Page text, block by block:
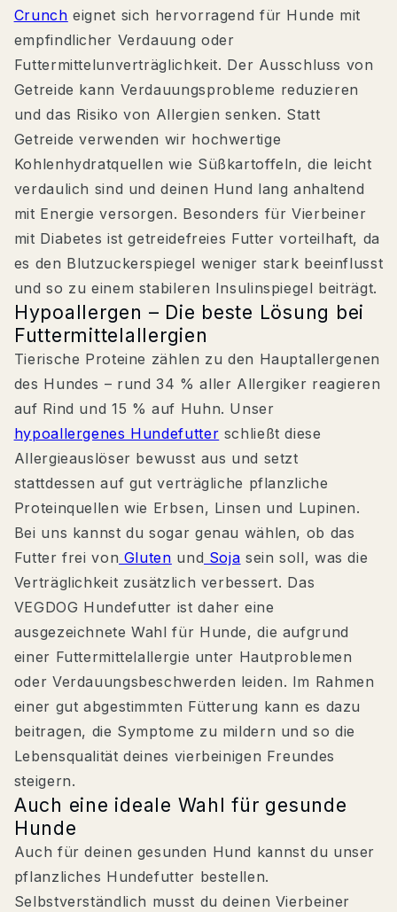
Crunch eignet sich hervorragend für Hunde mit
empfindlicher Verdauung oder
Futtermittelunverträglichkeit. Der Ausschluss von
Getreide kann Verdauungsprobleme reduzieren
und das Risiko von Allergien senken. Statt
Getreide verwenden wir hochwertige
Kohlenhydratquellen wie Süßkartoffeln, die leicht
verdaulich sind und deinen Hund lang anhaltend
mit Energie versorgen. Besonders für Vierbeiner
mit Diabetes ist getreidefreies Futter vorteilhaft, da
es den Blutzuckerspiegel weniger stark beeinflusst
und so zu einem stabileren Insulinspiegel beiträgt.
Hypoallergen – Die beste Lösung bei
Futtermittelallergien
Tierische Proteine zählen zu den Hauptallergenen
des Hundes – rund 34 % aller Allergiker reagieren
auf Rind und 15 % auf Huhn. Unser
hypoallergenes Hundefutter schließt diese
Allergieauslöser bewusst aus und setzt
stattdessen auf gut verträgliche pflanzliche
Proteinquellen wie Erbsen, Linsen und Lupinen.
Bei uns kannst du sogar genau wählen, ob das
Futter frei von Gluten und Soja sein soll, was die
Verträglichkeit zusätzlich verbessert. Das
VEGDOG Hundefutter ist daher eine
ausgezeichnete Wahl für Hunde, die aufgrund
einer Futtermittelallergie unter Hautproblemen
oder Verdauungsbeschwerden leiden. Im Rahmen
einer gut abgestimmten Fütterung kann es dazu
beitragen, die Symptome zu mildern und so die
Lebensqualität deines vierbeinigen Freundes
steigern.
Auch eine ideale Wahl für gesunde
Hunde
Auch für deinen gesunden Hund kannst du unser
pflanzliches Hundefutter bestellen.
Selbstverständlich musst du deinen Vierbeiner